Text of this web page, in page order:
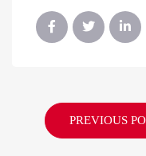
PREVIOUS